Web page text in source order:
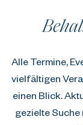
Alle Termine,
vielfältigen
einen Blick.
gezielte